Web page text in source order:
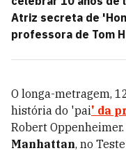
Atriz secreta de
professora de Tom
O longa-metragem,
história do 'pai' da
Robert
Manhattan, no